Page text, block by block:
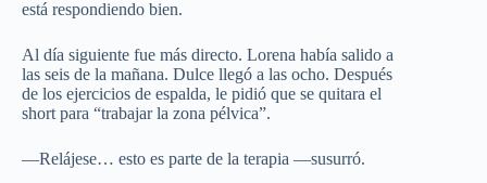
está respondiendo bien.
Al día siguiente fue más directo. Lorena había salido a
las seis de la mañana. Dulce llegó a las ocho. Después
de los ejercicios de espalda, le pidió que se quitara el
short para “trabajar la zona pélvica”.
—Relájese… esto es parte de la terapia —susurró.